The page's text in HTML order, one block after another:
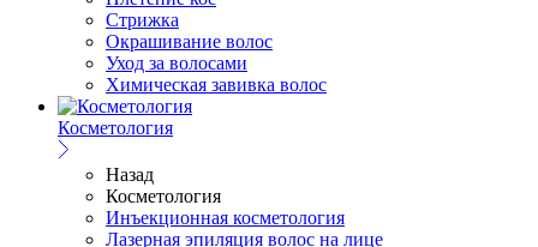
Стрижка
Окрашивание волос
Уход за волосами
Химическая завивка волос
Косметология
Назад
Косметология
Инъекционная косметология
Лазерная эпиляция волос на лице